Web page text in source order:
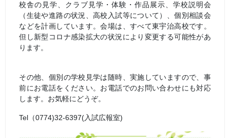
校舎の見学、クラブ見学・体験・作品展示、学校説明会
（生徒や進路の状況、高校入試等について）、個別相談会
などを計画しています。会場は、すべて東宇治高校です。
但し新型コロナ感染拡大の状況により変更する可能性があ
ります。
その他、個別の学校見学は随時、実施していますので、事
前にお電話をください。お電話でのお問い合わせにも対応
します。お気軽にどうぞ。
Tel（0774)32-6397(入試広報室)